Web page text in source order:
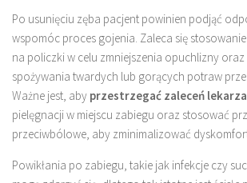
Po usunięciu zęba pacjent powinien podjąć
wspomóc proces gojenia. Zaleca się
na policzki w celu zmniejszenia opuchlizny
spożywania twardych lub gorących potraw
Ważne jest, aby przestrzegać zaleceń lekarza
pielęgnacji w miejscu zabiegu oraz stosować
przeciwbólowe, aby zminimalizować
Powikłania po zabiegu, takie jak infekcje czy